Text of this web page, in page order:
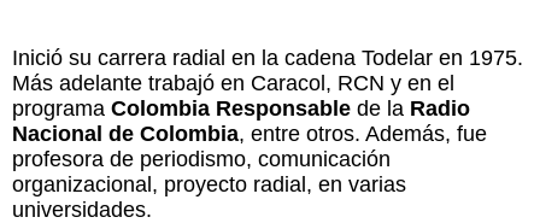
Inició su carrera radial en la cadena Todelar en 1975.
Más adelante trabajó en Caracol, RCN y en el
programa Colombia Responsable de la Radio
Nacional de Colombia, entre otros. Además, fue
profesora de periodismo, comunicación
organizacional, proyecto radial, en varias
universidades.